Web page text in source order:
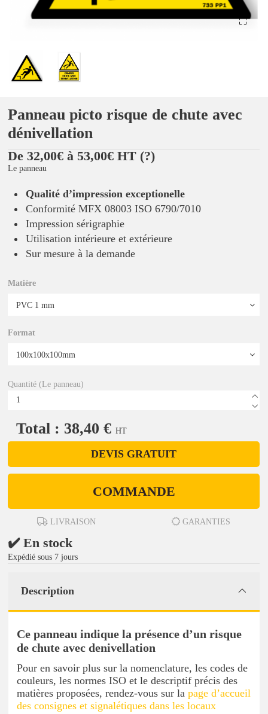
Panneau picto risque de chute avec
dénivellation
De 32,00€ à 53,00€ HT (?)
Le panneau
Qualité d’impression exceptionelle
Conformité MFX 08003 ISO 6790/7010
Impression sérigraphie
Utilisation intérieure et extérieure
Sur mesure à la demande
Matière
Format
Quantité (Le panneau)
Total : 38,40 € HT
DEVIS GRATUIT
COMMANDE
LIVRAISON GARANTIES
✔️ En stock
Expédié sous 7 jours
Description
Ce panneau indique la présence d’un risque
de chute avec denivellation
Pour en savoir plus sur la nomenclature, les codes de
couleurs, les normes ISO et le descriptif précis des
matières proposées, rendez-vous sur la page d’accueil
des consignes et signalétiques dans les locaux